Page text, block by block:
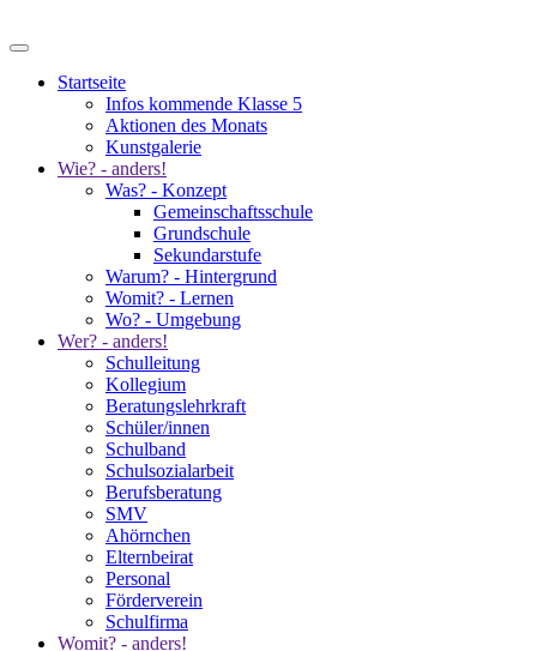
Startseite
Infos kommende Klasse 5
Aktionen des Monats
Kunstgalerie
Wie? - anders!
Was? - Konzept
Gemeinschaftsschule
Grundschule
Sekundarstufe
Warum? - Hintergrund
Womit? - Lernen
Wo? - Umgebung
Wer? - anders!
Schulleitung
Kollegium
Beratungslehrkraft
Schüler/innen
Schulband
Schulsozialarbeit
Berufsberatung
SMV
Ahörnchen
Elternbeirat
Personal
Förderverein
Schulfirma
Womit? - anders!